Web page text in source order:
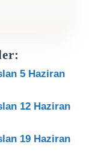
5 Haziran
12 Haziran
19 Haziran